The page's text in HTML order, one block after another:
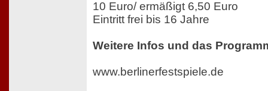
10 Euro/ ermäßigt 6,50 Euro
Eintritt frei bis 16 Jahre
Weitere Infos und das
www.berlinerfestspiele.de